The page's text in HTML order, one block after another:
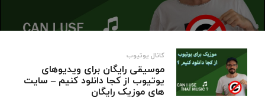
کانال یوتیوب
موسیقی رایگان برای ویدیوهای
یوتیوب از کجا دانلود کنیم – سایت
های موزیک رایگان